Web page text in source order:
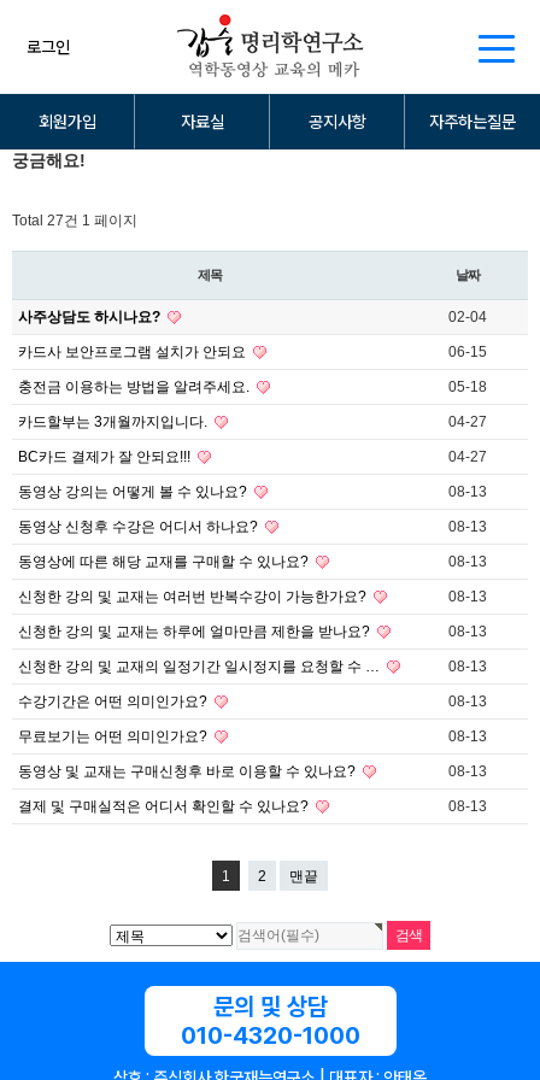
로그인
회원가입 자료실 공지사항
자주하는질문
궁금해요!
Total 27건 1 페이지
제목 날짜
사주상담도 하시나요? 02-04
카드사 보안프로그램 설치가 안되요 06-15
충전금 이용하는 방법을 알려주세요. 05-18
카드할부는 3개월까지입니다. 04-27
BC카드 결제가 잘 안되요!!! 04-27
동영상 강의는 어떻게 볼 수 있나요? 08-13
동영상 신청후 수강은 어디서 하나요? 08-13
동영상에 따른 해당 교재를 구매할 수 있나요? 08-13
신청한 강의 및 교재는 여러번 반복수강이 가능한가요? 08-13
신청한 강의 및 교재는 하루에 얼마만큼 제한을 받나요? 08-13
신청한 강의 및 교재의 일정기간 일시정지를 요청할 수 … 08-13
수강기간은 어떤 의미인가요? 08-13
무료보기는 어떤 의미인가요? 08-13
동영상 및 교재는 구매신청후 바로 이용할 수 있나요? 08-13
결제 및 구매실적은 어디서 확인할 수 있나요? 08-13
1 2 맨끝
문의 및 상담
010-4320-1000